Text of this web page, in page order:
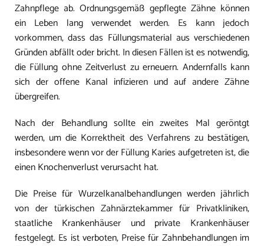
Zahnpflege ab. Ordnungsgemäß gepflegte Zähne können
ein Leben lang verwendet werden. Es kann jedoch
vorkommen, dass das Füllungsmaterial aus verschiedenen
Gründen abfällt oder bricht. In diesen Fällen ist es notwendig,
die Füllung ohne Zeitverlust zu erneuern. Andernfalls kann
sich der offene Kanal infizieren und auf andere Zähne
übergreifen.
Nach der Behandlung sollte ein zweites Mal geröntgt
werden, um die Korrektheit des Verfahrens zu bestätigen,
insbesondere wenn vor der Füllung Karies aufgetreten ist, die
einen Knochenverlust verursacht hat.
Die Preise für Wurzelkanalbehandlungen werden jährlich
von der türkischen Zahnärztekammer für Privatkliniken,
staatliche Krankenhäuser und private Krankenhäuser
festgelegt. Es ist verboten, Preise für Zahnbehandlungen im